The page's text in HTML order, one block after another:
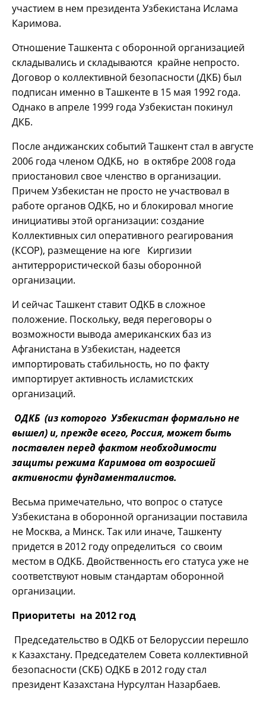
участием в нем президента Узбекистана Ислама
Каримова.
Отношение Ташкента с оборонной организацией
складывались и складываются крайне непросто.
Договор о коллективной безопасности (ДКБ) был
подписан именно в Ташкенте в 15 мая 1992 года.
Однако в апреле 1999 года Узбекистан покинул
ДКБ.
После андижанских событий Ташкент стал в августе
2006 года членом ОДКБ, но в октябре 2008 года
приостановил свое членство в организации.
Причем Узбекистан не просто не участвовал в
работе органов ОДКБ, но и блокировал многие
инициативы этой организации: создание
Коллективных сил оперативного реагирования
(КСОР), размещение на юге Киргизии
антитеррористической базы оборонной
организации.
И сейчас Ташкент ставит ОДКБ в сложное
положение. Поскольку, ведя переговоры о
возможности вывода американских баз из
Афганистана в Узбекистан, надеется
импортировать стабильность, но по факту
импортирует активность исламистских
организаций.
ОДКБ (из которого Узбекистан формально не
вышел) и, прежде всего, Россия, может быть
поставлен перед фактом необходимости
защиты режима Каримова от возросшей
активности фундаменталистов.
Весьма примечательно, что вопрос о статусе
Узбекистана в оборонной организации поставила
не Москва, а Минск. Так или иначе, Ташкенту
придется в 2012 году определиться со своим
местом в ОДКБ. Двойственность его статуса уже не
соответствуют новым стандартам оборонной
организации.
Приоритеты на 2012 год
Председательство в ОДКБ от Белоруссии перешло
к Казахстану. Председателем Совета коллективной
безопасности (СКБ) ОДКБ в 2012 году стал
президент Казахстана Нурсултан Назарбаев.